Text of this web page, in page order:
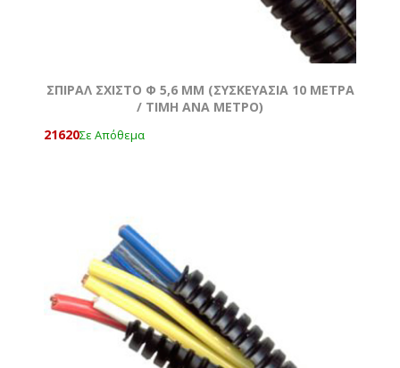
ΣΠΙΡΑΛ ΣΧΙΣΤΟ Φ 5,6 MM (ΣΥΣΚΕΥΑΣΙΑ 10 ΜΕΤΡΑ
/ TIMH ANA METΡΟ)
21620Σε Απόθεμα